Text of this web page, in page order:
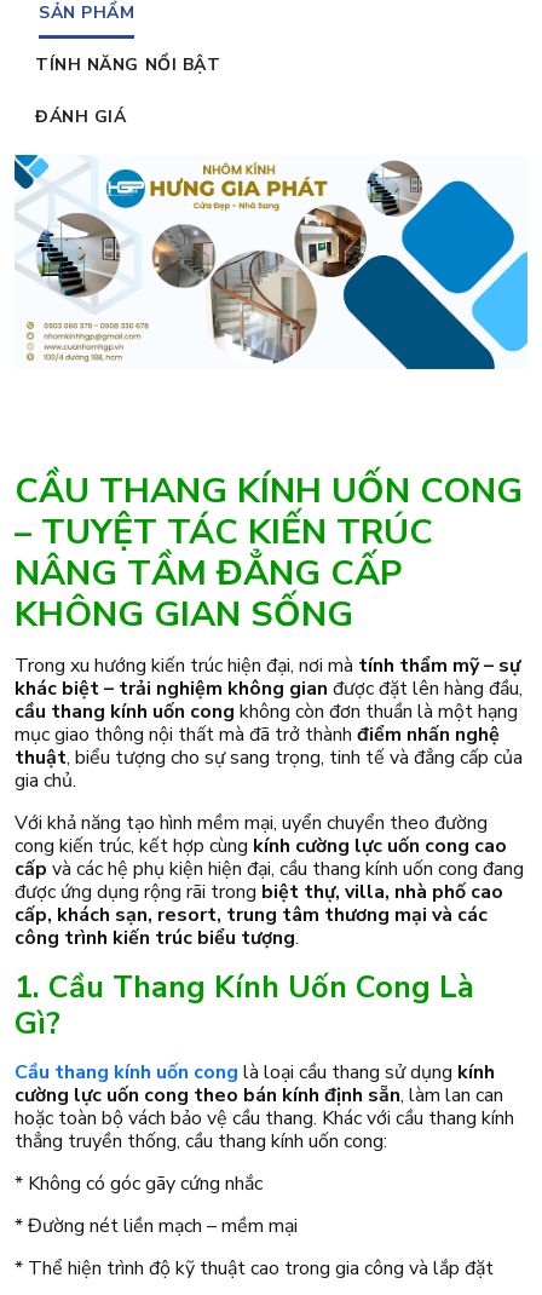
SẢN PHẨM
TÍNH NĂNG NỔI BẬT
ĐÁNH GIÁ
CẦU THANG KÍNH UỐN CONG
– TUYỆT TÁC KIẾN TRÚC
NÂNG TẦM ĐẲNG CẤP
KHÔNG GIAN SỐNG
Trong xu hướng kiến trúc hiện đại, nơi mà tính thẩm mỹ – sự
khác biệt – trải nghiệm không gian được đặt lên hàng đầu,
cầu thang kính uốn cong không còn đơn thuần là một hạng
mục giao thông nội thất mà đã trở thành điểm nhấn nghệ
thuật, biểu tượng cho sự sang trọng, tinh tế và đẳng cấp của
gia chủ.
Với khả năng tạo hình mềm mại, uyển chuyển theo đường
cong kiến trúc, kết hợp cùng kính cường lực uốn cong cao
cấp và các hệ phụ kiện hiện đại, cầu thang kính uốn cong đang
được ứng dụng rộng rãi trong biệt thự, villa, nhà phố cao
cấp, khách sạn, resort, trung tâm thương mại và các
công trình kiến trúc biểu tượng.
1. Cầu Thang Kính Uốn Cong Là
Gì?
Cầu thang kính uốn cong là loại cầu thang sử dụng kính
cường lực uốn cong theo bán kính định sẵn, làm lan can
hoặc toàn bộ vách bảo vệ cầu thang. Khác với cầu thang kính
thẳng truyền thống, cầu thang kính uốn cong:
* Không có góc gãy cứng nhắc
* Đường nét liền mạch – mềm mại
* Thể hiện trình độ kỹ thuật cao trong gia công và lắp đặt